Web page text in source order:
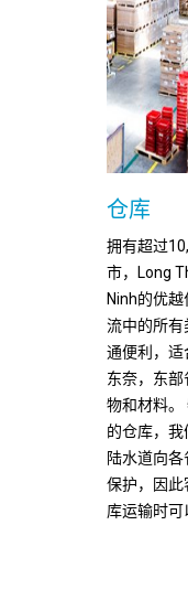
仓库
拥有超过
市，Long
Ninh的优
流中的所有
通便利，适
东奈，东
物和材料。
的仓库，
陆水道向
保护，因
库运输时可